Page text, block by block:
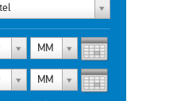
MM
MM